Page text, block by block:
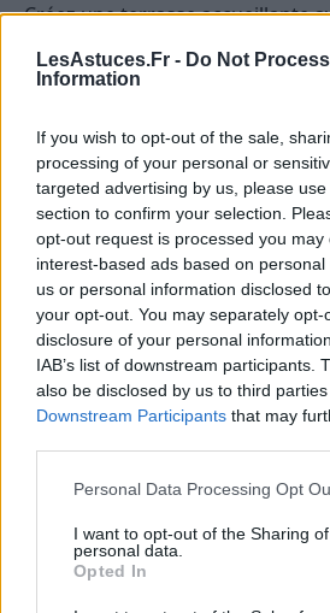
LesAstuces.Fr - Do Not
Information
If you wish to opt-out of the sale,
processing of your personal or
targeted advertising by us, please
section to confirm your selection.
opt-out request is processed you may
interest-based ads based on
us or personal information disclosed
your opt-out. You may separately
disclosure of your personal
IAB’s list of downstream participants.
also be disclosed by us to third
Downstream Participants that may
Personal Data Processing Opt
I want to opt-out of the Sharing
personal data.
Opted In
Créez une terrasse accueillante
confortables, comme un canapé
longues ou un hamac près de la
l’espace et créer une ambiance
Jardin zen
Pour un jardin zen, optez pour
minimalistes, des graviers, des
d’eau. Créez des chemins en
passage harmonieux à travers
zen sont parfaits pour les petits
une touche de sérénité​.
Potager et verger
Un potager bien placé dans une
être à la fois décoratif et utile.
des herbes aromatiques dans
des bacs surélevés pour un